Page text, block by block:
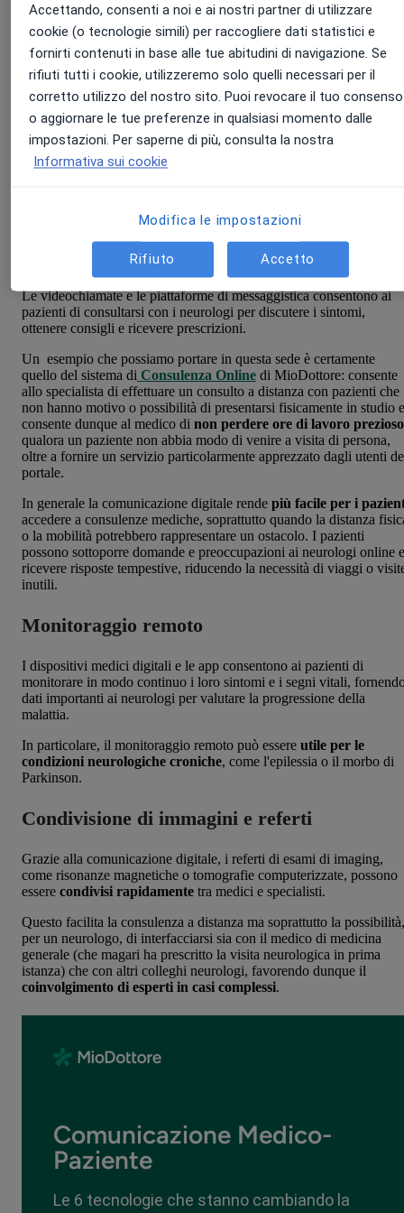
Telemedicina e consulenza a distanza
Monitoraggio remoto
Condivisione di immagini e referti
Educazione e prevenzione
La possibilità di accedere a diverse opinioni
Telemedicina e consulenza a distanza
La telemedicina permette ai neurologi difornire consulenza e
ai pazienti, consentendo loro di ricevere cure
specializzate anche se si trovano in aree remote o hanno difficoltà
Le videochiamate e le piattaforme di messaggistica consentono ai
pazienti di consultarsi con i neurologi per discutere i sintomi,
ottenere consigli e ricevere prescrizioni.
Un esempio che possiamo portare in questa sede è certamente
quello del sistema di Consulenza Online di MioDottore: consente
allo specialista di effettuare un consulto a distanza con pazienti che
non hanno motivo o possibilità di presentarsi fisicamente in studio e
consente dunque al medico di non perdere ore di lavoro prezioso
qualora un paziente non abbia modo di venire a visita di persona,
oltre a fornire un servizio particolarmente apprezzato dagli utenti
portale.
In generale la comunicazione digitale rende più facile per i
accedere a consulenze mediche, soprattutto quando la distanza
o la mobilità potrebbero rappresentare un ostacolo. I pazienti
possono sottoporre domande e preoccupazioni ai neurologi online e
ricevere risposte tempestive, riducendo la necessità di viaggi o
inutili.
Monitoraggio remoto
I dispositivi medici digitali e le app consentono ai pazienti di
monitorare in modo continuo i loro sintomi e i segni vitali,
dati importanti ai neurologi per valutare la progressione della
malattia.
In particolare, il monitoraggio remoto può essere utile per le
condizioni neurologiche croniche, come l'epilessia o il morbo di
Parkinson.
Condivisione di immagini e referti
Grazie alla comunicazione digitale, i referti di esami di imaging,
come risonanze magnetiche o tomografie computerizzate, possono
essere condivisi rapidamente tra medici e specialisti.
Questo facilita la consulenza a distanza ma soprattutto la possibilità,
per un neurologo, di interfacciarsi sia con il medico di medicina
generale (che magari ha prescritto la visita neurologica in prima
istanza) che con altri colleghi neurologi, favorendo dunque il
coinvolgimento di esperti in casi complessi.
Comunicazione Medico-
Paziente
Le 6 tecnologie che stanno cambiando la
Accettando, consenti a noi e ai nostri partner di utilizzare
cookie (o tecnologie simili) per raccogliere dati statistici e
fornirti contenuti in base alle tue abitudini di navigazione. Se
rifiuti tutti i cookie, utilizzeremo solo quelli necessari per il
corretto utilizzo del nostro sito. Puoi revocare il tuo consenso
o aggiornare le tue preferenze in qualsiasi momento dalle
impostazioni. Per saperne di più, consulta la nostra
Informativa sui cookie
Modifica le impostazioni
Rifiuto Accetto